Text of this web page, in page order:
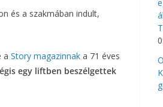
és a szakmában indult,
a Story magazinnak a 71 éves
egy liftben beszélgettek